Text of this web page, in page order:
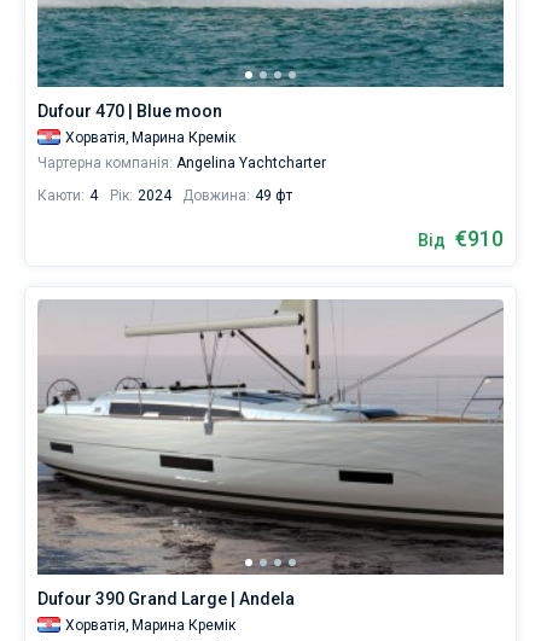
Dufour 470 | Blue moon
Хорватія, Марина Кремік
Чартерна компанія: Angelina Yachtcharter
Каюти: 4 Рік: 2024 Довжина: 49 фт
Від €910
Dufour 390 Grand Large | Andela
Хорватія, Марина Кремік